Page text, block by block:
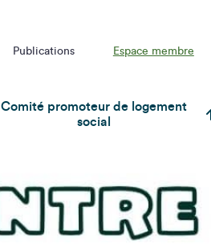
Publications Espace membre
Comité promoteur de logement
social